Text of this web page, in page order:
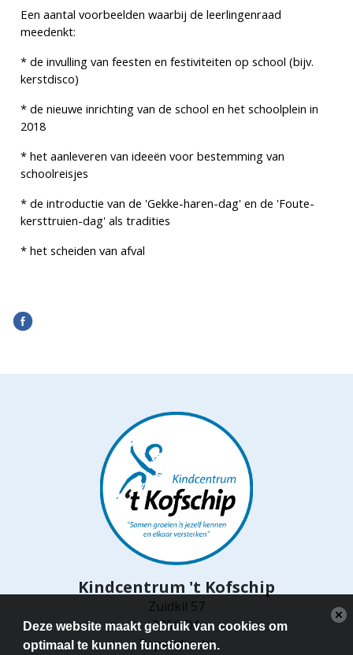
Een aantal voorbeelden waarbij de leerlingenraad
meedenkt:
* de invulling van feesten en festiviteiten op school (bijv.
kerstdisco)
* de nieuwe inrichting van de school en het schoolplein in
2018
* het aanleveren van ideeën voor bestemming van
schoolreisjes
* de introductie van de 'Gekke-haren-dag' en de 'Foute-
kersttruien-dag' als tradities
* het scheiden van afval
Kindcentrum 't Kofschip
Zuidkil 57
3356 DA
Papendrecht
Deze website maakt gebruik van cookies om
optimaal te kunnen functioneren.